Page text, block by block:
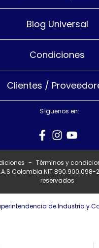
Blog Universal
Condiciones
Clientes /
Síguenos en:
- Términos y
Colombia NIT 890.900.098-
reservados
de Industria y